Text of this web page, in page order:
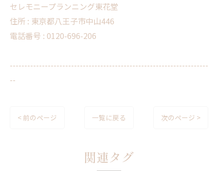
セレモニープランニング東花堂
住所 : 東京都八王子市中山446
電話番号 : 0120-696-206
--------------------------------------------------------------------
--
< 前のページ 一覧に戻る 次のページ >
関連タグ